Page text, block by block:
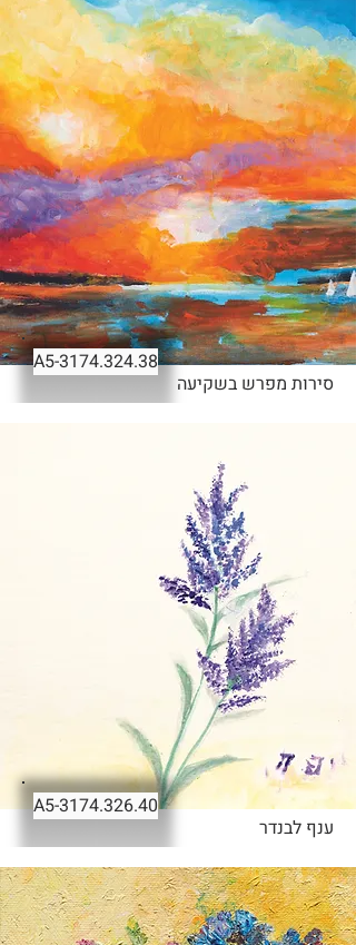
3174.324.38
-A5
סירות מפרש בשקיעה
3174.326.40
-A5
ענף לבנדר